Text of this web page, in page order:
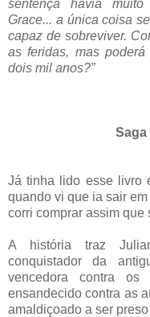
sentença havia
Grace... a única coisa
capaz de sobreviver.
as feridas, mas
dois mil anos?”
Saga
Já tinha lido esse livro
quando vi que ia sair
corri comprar assim que
A história traz
conquistador da
vencedora contra
ensandecido contra as
amaldiçoado a ser